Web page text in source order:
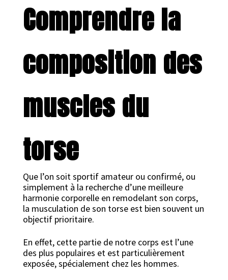
Comprendre la
composition des
muscles du
torse
Que l’on soit sportif amateur ou confirmé, ou
simplement à la recherche d’une meilleure
harmonie corporelle en remodelant son corps,
la musculation de son torse est bien souvent un
objectif prioritaire.
En effet, cette partie de notre corps est l’une
des plus populaires et est particulièrement
exposée, spécialement chez les hommes.